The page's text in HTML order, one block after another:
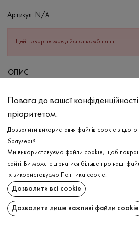
Артикул: N/A
Цей товар не має дійсної комбінації.
ОПИС
Бавовна - 95%, Еластан - 5%
Прання в холодній воді (до 30 ° C)
Відбілювання заборонено
Прасувати при низькій
Не можна віджимати і сушити
ДОСТАВКА
ПОВЕРНЕННЯ
Повага до вашої
пріоритетом.
Дозволити використання файлів cookie з цього
браузері?
Ми використовуємо файли cookie, щоб
сайті. Ви можете дізнатися більше про наші
їх використовуємо
Політика cookie.
Дозволити всі cookie
Дозволити лише важливі файли cookie